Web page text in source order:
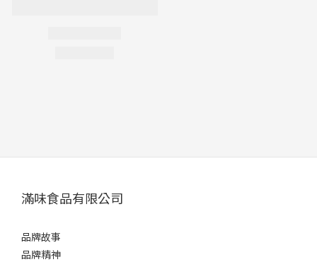
滿味食品有限公司
品牌故事
品牌精神